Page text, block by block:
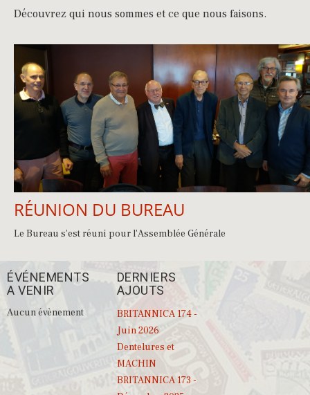
Découvrez qui nous sommes et ce que nous faisons.
RÉUNION DU BUREAU
Le Bureau s'est réuni pour l'Assemblée Générale
ÉVÉNEMENTS
A VENIR
Aucun évènement
DERNIERS
AJOUTS
BRITANNICA 174 -
Juin 2026
Dentelures et
MACHIN
BRITANNICA 173 -